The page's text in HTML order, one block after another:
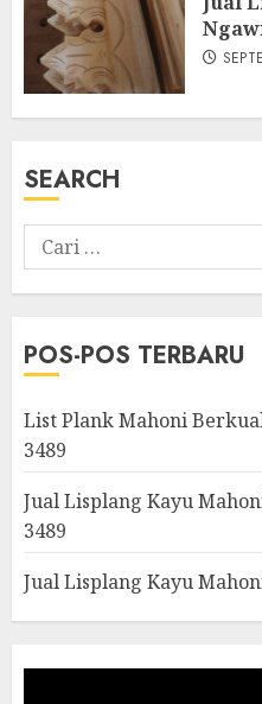
SEARCH
POS-POS TERBARU
List Plank Mahoni
3489
Jual Lisplang Kayu
3489
Jual Lisplang Kayu